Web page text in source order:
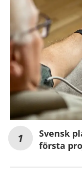
Svensk
första